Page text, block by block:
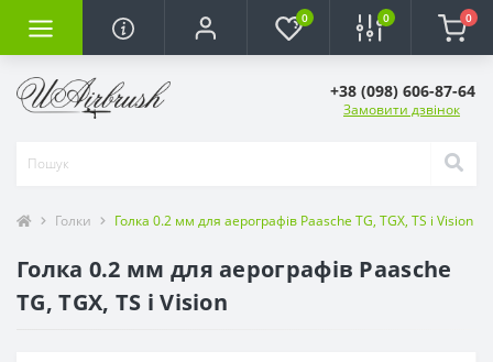
0 0 0
+38 (098) 606-87-64
Замовити дзвінок
Голки Голка 0.2 мм для аерографів Paasche TG, TGX, TS і Vision
Голка 0.2 мм для аерографів Paasche
TG, TGX, TS і Vision